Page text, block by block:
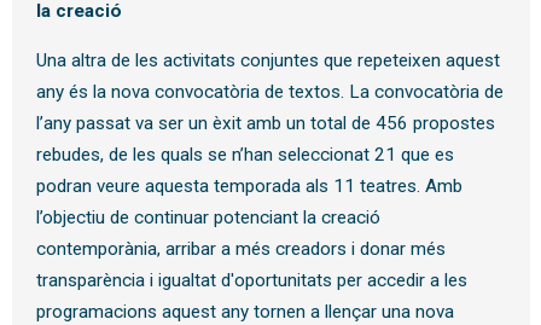
la creació
Una altra de les activitats conjuntes que repeteixen aquest
any és la nova convocatòria de textos. La convocatòria de
l’any passat va ser un èxit amb un total de 456 propostes
rebudes, de les quals se n’han seleccionat 21 que es
podran veure aquesta temporada als 11 teatres. Amb
l’objectiu de continuar potenciant la creació
contemporània, arribar a més creadors i donar més
transparència i igualtat d'oportunitats per accedir a les
programacions aquest any tornen a llençar una nova